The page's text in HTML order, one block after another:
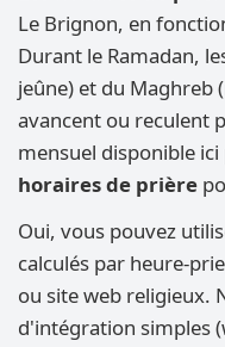
Le Brignon, en
Durant le Ramadan,
jeûne) et du
avancent ou reculent
mensuel disponible
horaires de prière
Oui, vous pouvez
calculés par heure-
ou site web religieux.
d'intégration simples